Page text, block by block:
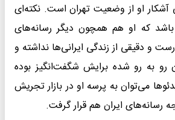
او از وضعیت تهران است. نکته‌ای
باشد که او هم همچون دیگر رسانه‌های
و دقیقی از زندگی ایرانی‌ها نداشته و
رو به رو شده برایش شگفت‌انگیز بوده
می‌توان به پرسه او در بازار تجریش
رسانه‌های ایران هم قرار گرفت.